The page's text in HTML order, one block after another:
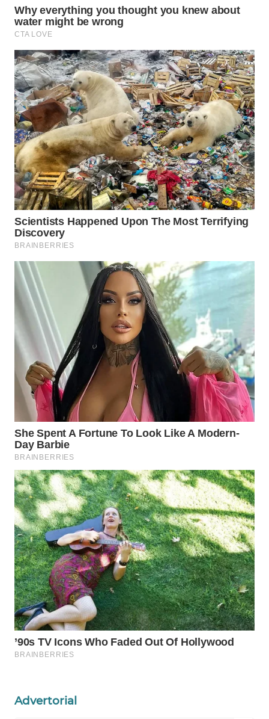
Advertorial
WAHANA
DESA
WISATA
LAPAK
WAHANA
Wahana
Network
KONSUMEN
LISTRIK
MASYARAKAT
KELISTRIKAN
WALINKI
ID
MAWAKA
ID
MARTABAT
NET
PLN
WATCH
MKLI
LPKKI
LKKI
KOPEKLIN
PORTAL
KONSUMEN
FORWAMKI
ALPERKLINAS
FORJASIDA